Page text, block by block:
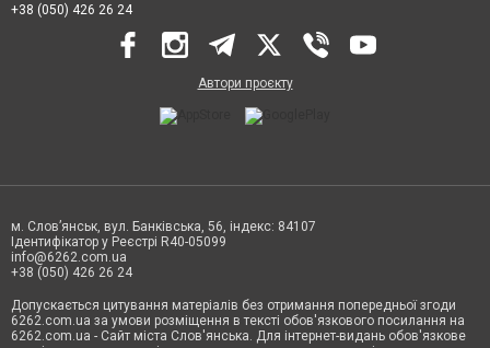
+38 (050) 426 26 24
Автори проєкту
м. Слов’янськ, вул. Банківська, 56, індекс: 84107
Ідентифікатор у Реєстрі R40-05099
info@6262.com.ua
+38 (050) 426 26 24
Допускається цитування матеріалів без отримання попередньої згоди
6262.com.ua за умови розміщення в тексті обов'язкового посилання на
6262.com.ua - Сайт міста Слов'янська. Для інтернет-видань обов'язкове